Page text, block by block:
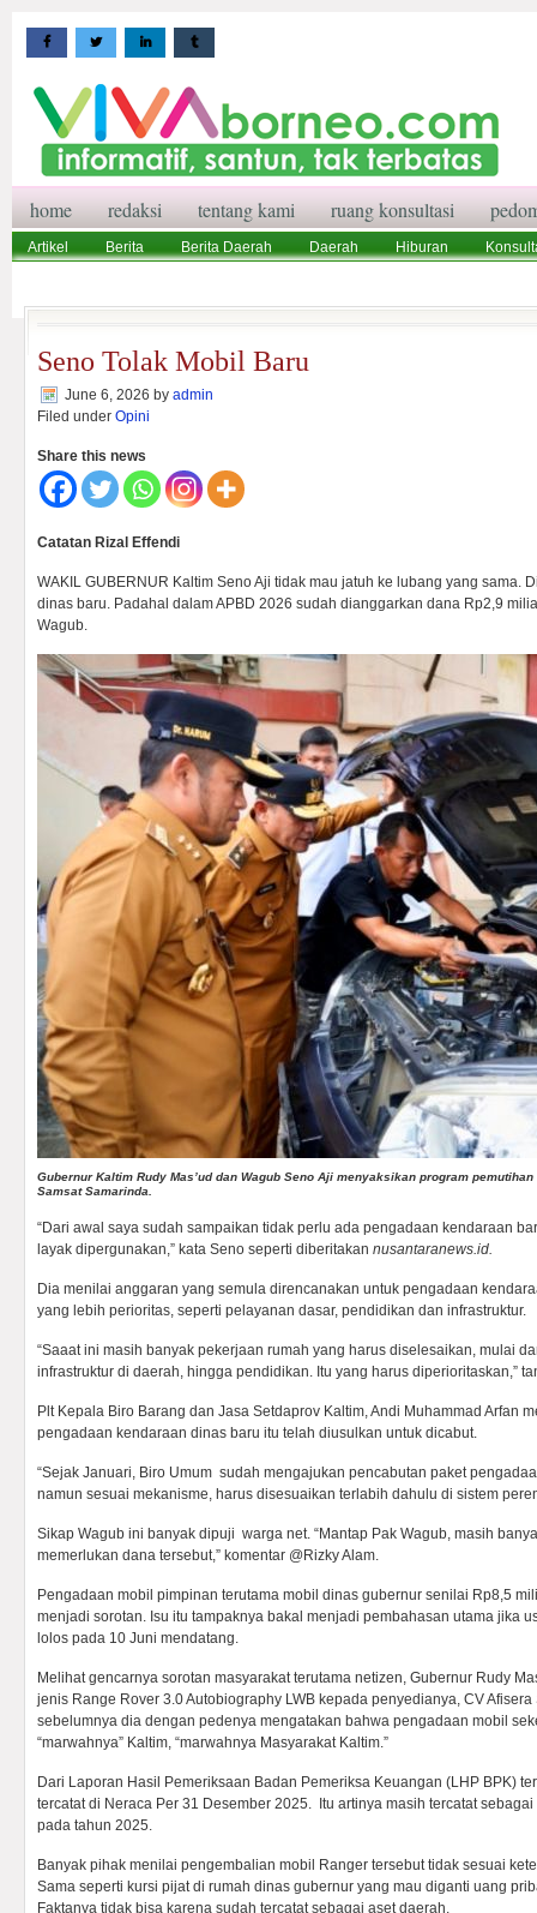
home redaksi tentang kami ruang konsultasi
Artikel Berita Berita Daerah Daerah Hiburan
Seno Tolak Mobil Baru
June 6, 2026 by admin
Filed under Opini
Share this news
Catatan Rizal Effendi
WAKIL GUBERNUR Kaltim Seno Aji tidak mau jatuh ke lubang yang sama.
dinas baru. Padahal dalam APBD 2026 sudah dianggarkan dana Rp2,9
Wagub.
Gubernur Kaltim Rudy Mas’ud dan Wagub Seno Aji menyaksikan program
Samsat Samarinda.
“Dari awal saya sudah sampaikan tidak perlu ada pengadaan kendaraan
layak dipergunakan,” kata Seno seperti diberitakan nusantaranews.id.
Dia menilai anggaran yang semula direncanakan untuk pengadaan
yang lebih perioritas, seperti pelayanan dasar, pendidikan dan infrastruktur.
“Saaat ini masih banyak pekerjaan rumah yang harus diselesaikan, mulai
infrastruktur di daerah, hingga pendidikan. Itu yang harus diperioritaskan,”
Plt Kepala Biro Barang dan Jasa Setdaprov Kaltim, Andi Muhammad Arfan
pengadaan kendaraan dinas baru itu telah diusulkan untuk dicabut.
“Sejak Januari, Biro Umum sudah mengajukan pencabutan paket
namun sesuai mekanisme, harus disesuaikan terlabih dahulu di sistem
Sikap Wagub ini banyak dipuji warga net. “Mantap Pak Wagub, masih
memerlukan dana tersebut,” komentar @Rizky Alam.
Pengadaan mobil pimpinan terutama mobil dinas gubernur senilai Rp8,5
menjadi sorotan. Isu itu tampaknya bakal menjadi pembahasan utama jika
lolos pada 10 Juni mendatang.
Melihat gencarnya sorotan masyarakat terutama netizen, Gubernur Rudy
jenis Range Rover 3.0 Autobiography LWB kepada penyedianya, CV
sebelumnya dia dengan pedenya mengatakan bahwa pengadaan mobil
“marwahnya” Kaltim, “marwahnya Masyarakat Kaltim.”
Dari Laporan Hasil Pemeriksaan Badan Pemeriksa Keuangan (LHP BPK)
tercatat di Neraca Per 31 Desember 2025. Itu artinya masih tercatat
pada tahun 2025.
Banyak pihak menilai pengembalian mobil Ranger tersebut tidak sesuai
Sama seperti kursi pijat di rumah dinas gubernur yang mau diganti uang
Faktanya tidak bisa karena sudah tercatat sebagai aset daerah.